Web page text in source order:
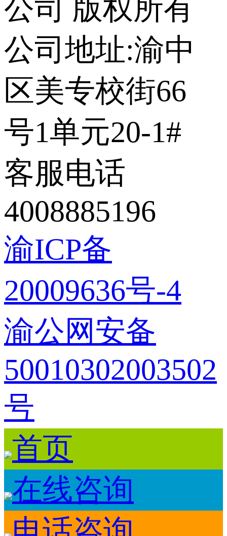
公司 版权所有
公司地址:渝中
区美专校街66
号1单元20-1#
客服电话
4008885196
渝ICP备
20009636号-4
渝公网安备
50010302003502
号
首页
在线咨询